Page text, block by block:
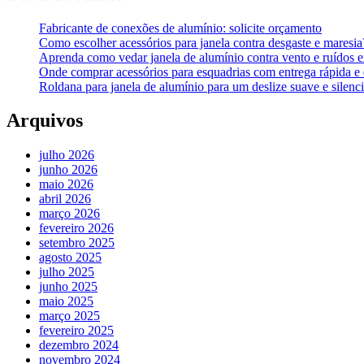
Fabricante de conexões de alumínio: solicite orçamento
Como escolher acessórios para janela contra desgaste e
Aprenda como vedar janela de alumínio contra vento e ruídos
Onde comprar acessórios para esquadrias com entrega rápida
Roldana para janela de alumínio para um deslize suave e
Arquivos
julho 2026
junho 2026
maio 2026
abril 2026
março 2026
fevereiro 2026
setembro 2025
agosto 2025
julho 2025
junho 2025
maio 2025
março 2025
fevereiro 2025
dezembro 2024
novembro 2024